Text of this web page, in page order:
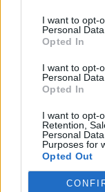
I want to opt-
Personal Data.
Opted In
I want to opt-
Personal
Opted In
I want to opt-
Retention,
Personal
Purposes for
Opted Out
Sutinku su
Serviceapply.